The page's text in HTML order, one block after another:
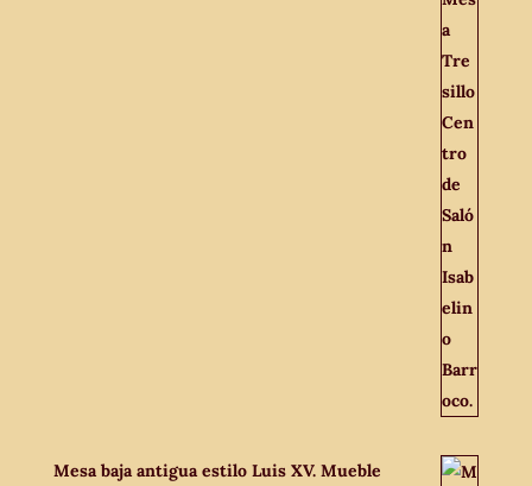
Mesa baja antigua estilo Luis XV. Mueble